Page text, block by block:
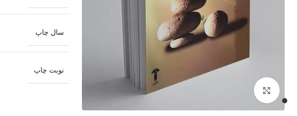
سال چاپ
نوبت چاپ